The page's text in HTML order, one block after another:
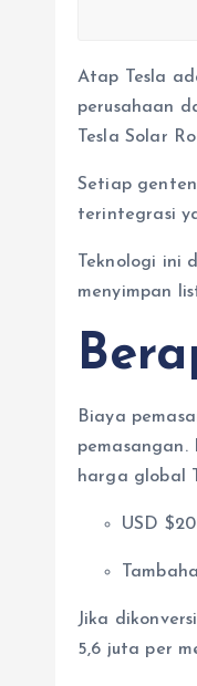
Atap Tesla
perusahaan
Tesla Solar
Setiap
terintegrasi
Teknologi ini
menyimpan
Biaya
harga global
USD
Jika
5,6 juta per